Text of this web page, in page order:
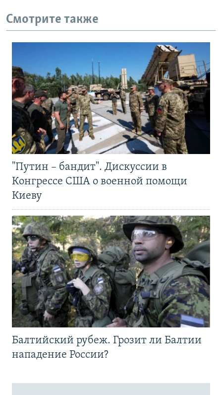
Смотрите также
"Путин – бандит". Дискуссии в
Конгрессе США о военной помощи
Киеву
Балтийский рубеж. Грозит ли Балтии
нападение России?